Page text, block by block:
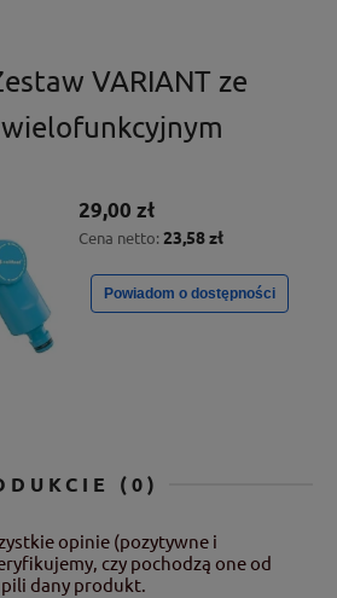
VARIANT ze
29,00 zł
Cena netto: 23,58 zł
Powiadom o dostępności
(0)
opinie (pozytywne i
czy pochodzą one od
dany produkt.